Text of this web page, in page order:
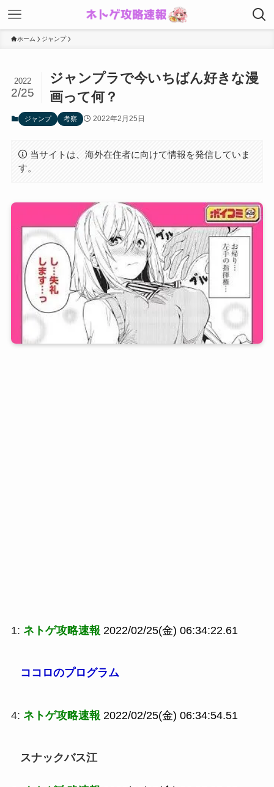
ホーム ジャンプ
ジャンプラで今いちばん好きな漫
画って何？
2022
2/25
ジャンプ 考察 2022年2月25日
当サイトは、海外在住者に向けて情報を発信していま
す。
1: ネトゲ攻略速報 2022/02/25(金) 06:34:22.61
ココロのプログラム
4: ネトゲ攻略速報 2022/02/25(金) 06:34:54.51
スナックバス江